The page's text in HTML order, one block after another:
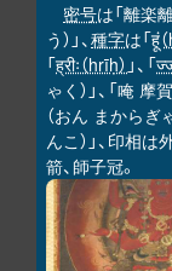
密号は「離楽
う）」、種字は「हूं
「ह्रीः（hrīḥ） 」、「
ゃく）」、「唵
（おん まから
んこ）」、印相は
箭、師子冠。